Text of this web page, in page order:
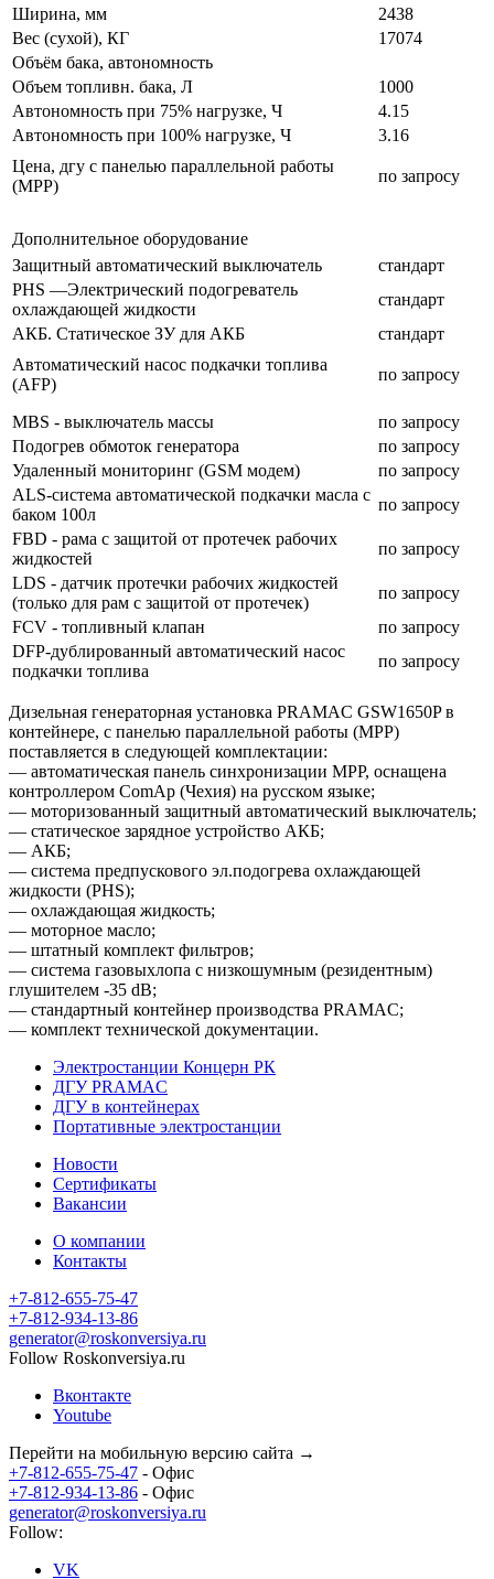
Ширина, мм
2438
Вес (сухой), КГ
17074
Объём бака, автономность
Объем топливн. бака, Л
1000
Автономность при 75% нагрузке, Ч
4.15
Автономность при 100% нагрузке, Ч
3.16
Цена, дгу с панелью параллельной работы
(МРР)
по запросу
Дополнительное оборудование
Защитный автоматический выключатель
стандарт
PHS —Электрический подогреватель
охлаждающей жидкости
стандарт
АКБ. Статическое ЗУ для АКБ
стандарт
Автоматический насос подкачки топлива
(AFP)
по запросу
MBS - выключатель массы
по запросу
Подогрев обмоток генератора
по запросу
Удаленный мониторинг (GSM модем)
по запросу
ALS-система автоматической подкачки масла с
баком 100л
по запросу
FBD - рама с защитой от протечек рабочих
жидкостей
по запросу
LDS - датчик протечки рабочих жидкостей
(только для рам с защитой от протечек)
по запросу
FCV - топливный клапан
по запросу
DFP-дублированный автоматический насос
подкачки топлива
по запросу
Дизельная генераторная установка PRAMAC GSW1650P в
контейнере, с панелью параллельной работы (MPP)
поставляется в следующей комплектации:
— автоматическая панель синхронизации MPP, оснащена
контроллером ComAp (Чехия) на русском языке;
— моторизованный защитный автоматический выключатель;
— статическое зарядное устройство АКБ;
— АКБ;
— система предпускового эл.подогрева охлаждающей
жидкости (PHS);
— охлаждающая жидкость;
— моторное масло;
— штатный комплект фильтров;
— система газовыхлопа с низкошумным (резидентным)
глушителем -35 dB;
— стандартный контейнер производства PRAMAC;
— комплект технической документации.
Электростанции Концерн РК
ДГУ PRAMAC
ДГУ в контейнерах
Портативные электростанции
Новости
Сертификаты
Вакансии
О компании
Контакты
+7-812-655-75-47
+7-812-934-13-86
generator@roskonversiya.ru
Follow Roskonversiya.ru
Вконтакте
Youtube
Перейти на мобильную версию сайта →
+7-812-655-75-47 - Офис
+7-812-934-13-86 - Офис
generator@roskonversiya.ru
Follow:
VK